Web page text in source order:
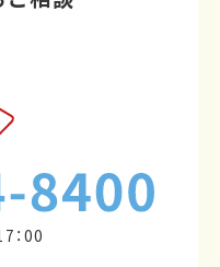
：00